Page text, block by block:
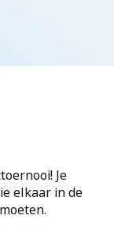
Je
elkaar in de